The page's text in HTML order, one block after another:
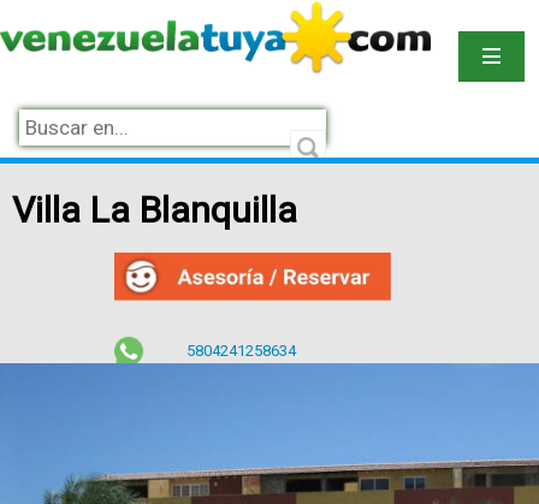
Villa La Blanquilla
5804241258634